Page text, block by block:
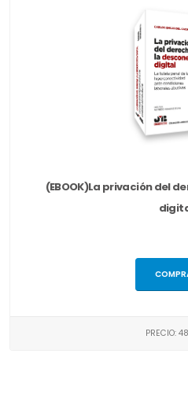
(EBOOK)La privación del
PRECIO: